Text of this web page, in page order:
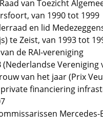
van Toezicht
van 1990 tot 1999
en lid
te Zeist, van 1993 tot
de RAI-vereniging
Vereniging
van het jaar (Prix
financiering